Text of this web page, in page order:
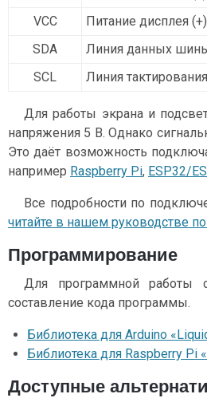
VCC
Питание дисплея (+)
SDA
Линия данных
SCL
Линия
Для работы экрана и
напряжения 5 В. Однако
Это даёт возможность
например Raspberry Pi, ESP32/
Все подробности по
читайте в нашем руководстве
Программирование
Для программной работы
составление кода программы.
Библиотека для Arduino
Библиотека для Raspberry Pi
Доступные